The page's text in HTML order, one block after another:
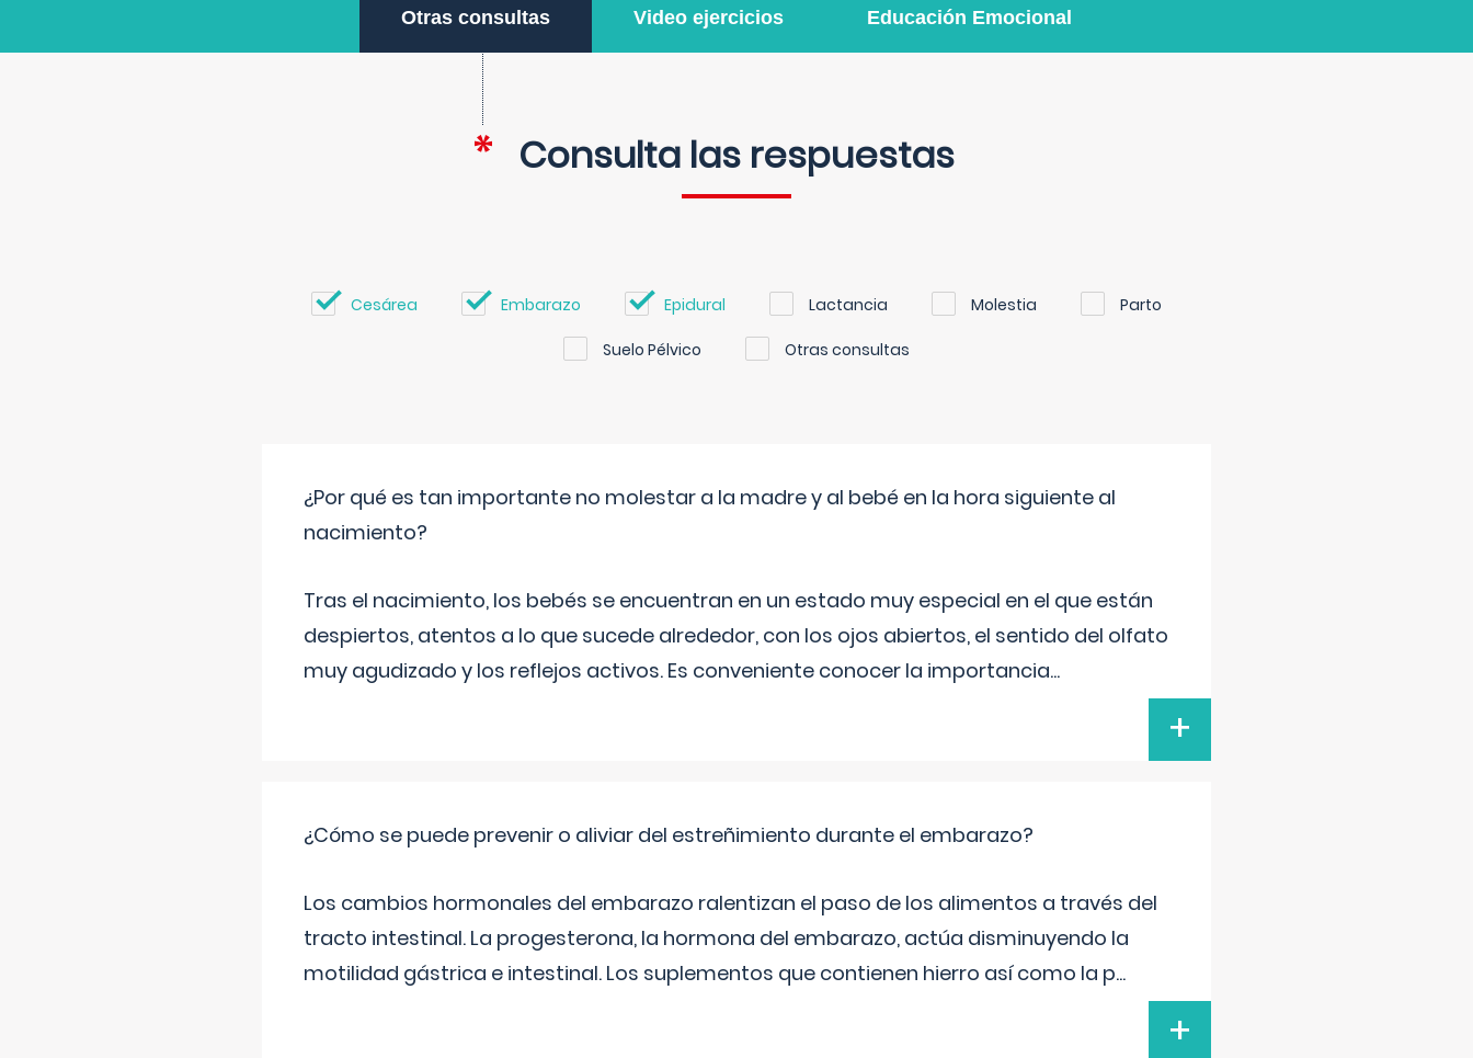
Otras consultas Video ejercicios Educación Emocional
Consulta las respuestas
Cesárea Embarazo Epidural Lactancia Molestia Parto
Suelo Pélvico Otras consultas
¿Por qué es tan importante no molestar a la madre y al bebé en la hora siguiente al
nacimiento?
Tras el nacimiento, los bebés se encuentran en un estado muy especial en el que están
despiertos, atentos a lo que sucede alrededor, con los ojos abiertos, el sentido del olfato
muy agudizado y los reflejos activos. Es conveniente conocer la importancia...
+
¿Cómo se puede prevenir o aliviar del estreñimiento durante el embarazo?
Los cambios hormonales del embarazo ralentizan el paso de los alimentos a través del
tracto intestinal. La progesterona, la hormona del embarazo, actúa disminuyendo la
motilidad gástrica e intestinal. Los suplementos que contienen hierro así como la p...
+